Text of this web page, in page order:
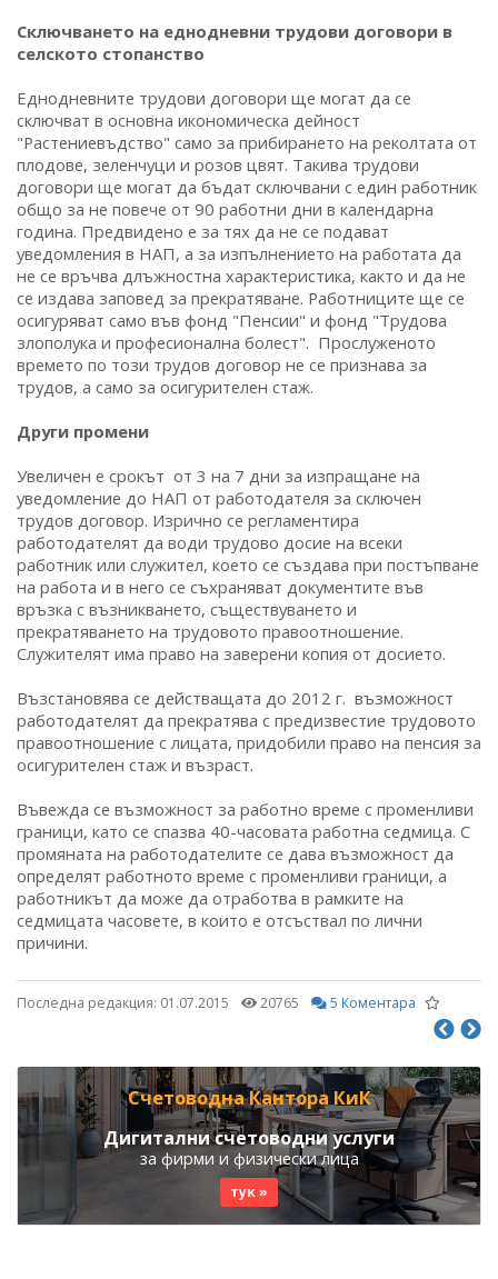
Сключването на еднодневни трудови договори в
селското стопанство
Еднодневните трудови договори ще могат да се
сключват в основна икономическа дейност
"Растениевъдство" само за прибирането на реколтата от
плодове, зеленчуци и розов цвят. Такива трудови
договори ще могат да бъдат сключвани с един работник
общо за не повече от 90 работни дни в календарна
година. Предвидено е за тях да не се подават
уведомления в НАП, а за изпълнението на работата да
не се връчва длъжностна характеристика, както и да не
се издава заповед за прекратяване. Работниците ще се
осигуряват само във фонд "Пенсии" и фонд "Трудова
злополука и професионална болест". Прослуженото
времето по този трудов договор не се признава за
трудов, а само за осигурителен стаж.
Други промени
Увеличен е срокът от 3 на 7 дни за изпращане на
уведомление до НАП от работодателя за сключен
трудов договор. Изрично се регламентира
работодателят да води трудово досие на всеки
работник или служител, което се създава при постъпване
на работа и в него се съхраняват документите във
връзка с възникването, съществуването и
прекратяването на трудовото правоотношение.
Служителят има право на заверени копия от досието.
Възстановява се действащата до 2012 г. възможност
работодателят да прекратява с предизвестие трудовото
правоотношение с лицата, придобили право на пенсия за
осигурителен стаж и възраст.
Въвежда се възможност за работно време с променливи
граници, като се спазва 40-часовата работна седмица. С
промяната на работодателите се дава възможност да
определят работното време с променливи граници, а
работникът да може да отработва в рамките на
седмицата часовете, в които е отсъствал по лични
причини.
Последна редакция: 01.07.2015 20765 5 Коментара
Счетоводна Кантора КиК
Дигитални счетоводни услуги
за фирми и физически лица
тук »